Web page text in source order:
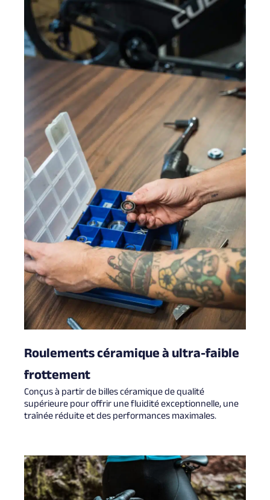
Roulements céramique à ultra-faible
frottement
Conçus à partir de billes céramique de qualité
supérieure pour offrir une fluidité exceptionnelle, une
traînée réduite et des performances maximales.